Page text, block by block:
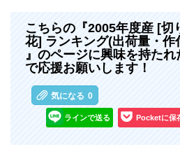
こちらの『2005年度産 [切
花] ランキング(出荷量・作
』のページに興味を持た
で応援お願いします！
気になる 0
ラインで送る Pocketに保